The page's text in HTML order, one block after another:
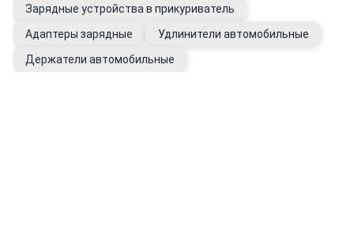
Зарядные устройства в прикуриватель
Адаптеры зарядные
Удлинители автомобильные
Держатели автомобильные